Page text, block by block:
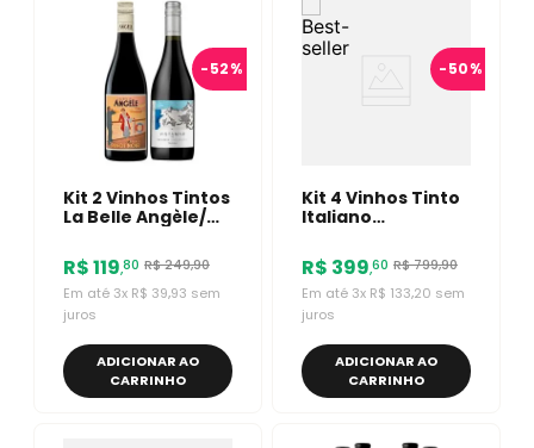
-52%
Kit 2 Vinhos Tintos
La Belle Angèle/
Reserva Pinot Noir
R$119,80 R$249,90
Em até 3x R$ 39,93 sem
juros
ADICIONAR AO
CARRINHO
-50%
Kit 4 Vinhos Tinto
Italiano
Valpolicella
Ripasso Alberini
750ml
R$ 399,60 R$799,90
Em até 3x R$ 133,20 sem
juros
ADICIONAR AO
CARRINHO